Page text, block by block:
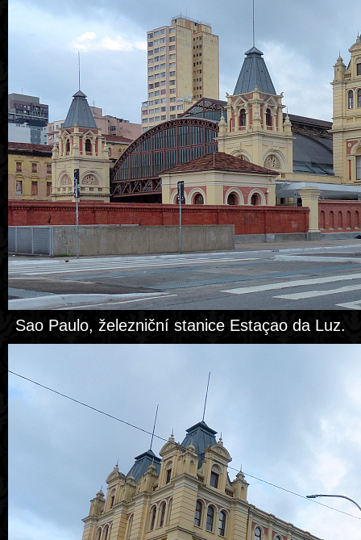
Sao Paulo, železniční stanice Estaçao da Luz.